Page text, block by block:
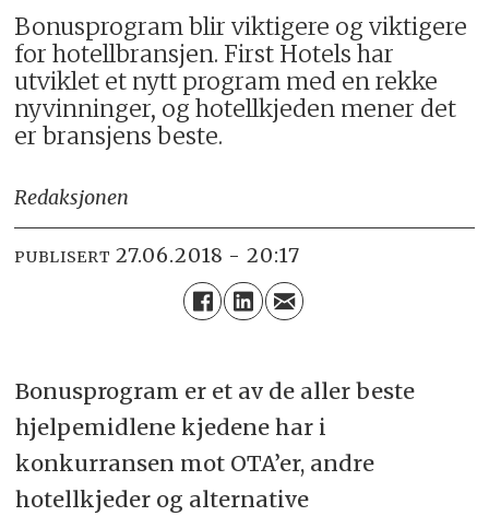
Bonusprogram blir viktigere og viktigere
for hotellbransjen. First Hotels har
utviklet et nytt program med en rekke
nyvinninger, og hotellkjeden mener det
er bransjens beste.
Redaksjonen
PUBLISERT 27.06.2018 - 20:17
Bonusprogram er et av de aller beste
hjelpemidlene kjedene har i
konkurransen mot OTA’er, andre
hotellkjeder og alternative